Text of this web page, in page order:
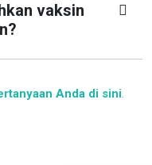
vaksin
Anda di sini.